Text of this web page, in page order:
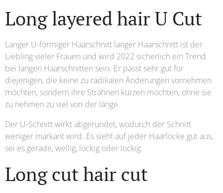
Long layered hair U Cut
Langer U-förmiger Haarschnitt langer Haarschnitt ist der
Liebling vieler Frauen und wird 2022 sicherlich ein Trend
bei langen Haarschnitten sein. Er passt sehr gut für
diejenigen, die keine zu radikalen Änderungen vornehmen
möchten, sondern ihre Strähnen kürzen möchten, ohne sie
zu nehmen zu viel von der länge.
Der U-Schnitt wirkt abgerundet, wodurch der Schnitt
weniger markant wird. Es sieht auf jeder Haarlocke gut aus,
sei es gerade, wellig, lockig oder lockig.
Long cut hair cut